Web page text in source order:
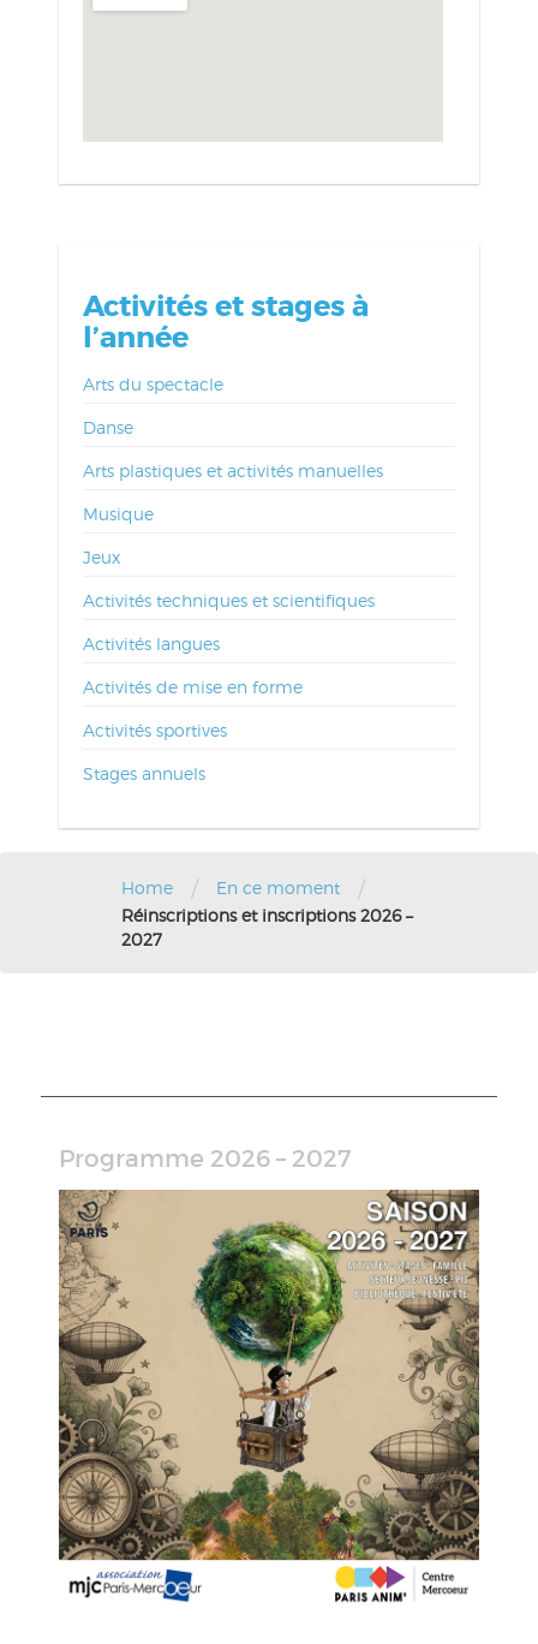
Activités et stages à
l’année
Arts du spectacle
Danse
Arts plastiques et activités manuelles
Musique
Jeux
Activités techniques et scientifiques
Activités langues
Activités de mise en forme
Activités sportives
Stages annuels
Home / En ce moment /
Réinscriptions et inscriptions 2026 –
2027
Programme 2026 – 2027